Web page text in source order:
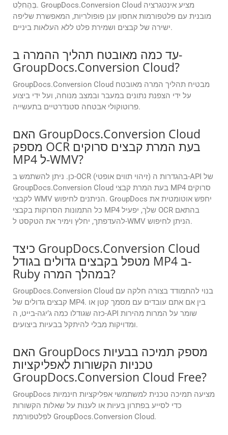
בְּהֶחלֵט. GroupDocs.Conversion Cloud מציע אינטגרציה
מובנית עם פלטפורמות אחסון ענן פופולריות, המאפשרת שליפה
ישירה של קבצים ושמירת פלט ללא העלאות ביניים.
עד כמה מאובטח תהליך ההמרה ב-
GroupDocs.Conversion Cloud?
GroupDocs.Conversion Cloud מבטיח תהליך המרה מאובטח
על ידי הצפנת נתונים במעבר ובמצב מנוחה, ועל ידי ביצוע
פרוטוקולי אבטחה סטנדרטיים בתעשייה.
האם GroupDocs.Conversion Cloud
מספק OCR בעת המרת קבצים סרוקים
MP4 ל-WMV?
כן. ניתן להשתמש ב-OCR (זיהוי תווים אופטי) בהגדרות ה-API של
GroupDocs.Conversion Cloud בעת המרת קבצי MP4 סרוקים
לקבצי WMV הניתנים לחיפוש. GroupDocs יחפש אוטומטית את
כל התמונות הסרוקות בקבצי MP4 שלך, יפעיל OCR בהתאם
להעדפתך, יחלץ וימיר את הטקסט ל-WMV הניתן לחיפוש.
כיצד GroupDocs.Conversion Cloud
מטפל בקבצים גדולים בגודל MP4 ב-
Ruby במהלך המרה?
GroupDocs.Conversion Cloud בנוי להתמודד בצורה חלקה עם
קבצים גדולים של MP4. בין אם אתם עובדים עם מסמך קטן או
כזה שגודלו כמה ג’יגה-בייט, ה-API שומר על המרות מהירות
ומדויקות מבלי להיתקל בבעיות ביצועים.
האם GroupDocs מספק תמיכה בבעיות
טכניות הקשורות לאפליקציות
GroupDocs.Conversion Cloud Free?
GroupDocs מציעה תמיכה טכנית למשתמשי אפליקציות חינמיות
כדי לסייע בפתרון בעיות או לענות על שאלות הקשורות
לפלטפורמת GroupDocs.Conversion Cloud.